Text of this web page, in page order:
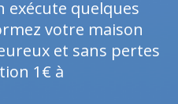
exécute quelques
votre maison
et sans pertes
1€ à